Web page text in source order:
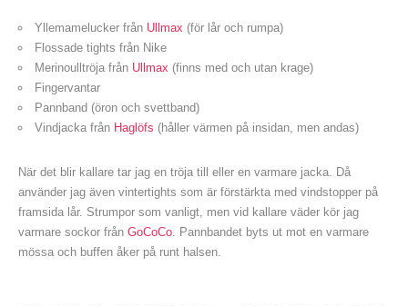
Yllemamelucker från Ullmax (för lår och rumpa)
Flossade tights från Nike
Merinoulltröja från Ullmax (finns med och utan krage)
Fingervantar
Pannband (öron och svettband)
Vindjacka från Haglöfs (håller värmen på insidan, men andas)
När det blir kallare tar jag en tröja till eller en varmare jacka. Då
använder jag även vintertights som är förstärkta med vindstopper på
framsida lår. Strumpor som vanligt, men vid kallare väder kör jag
varmare sockor från GoCoCo. Pannbandet byts ut mot en varmare
mössa och buffen åker på runt halsen.